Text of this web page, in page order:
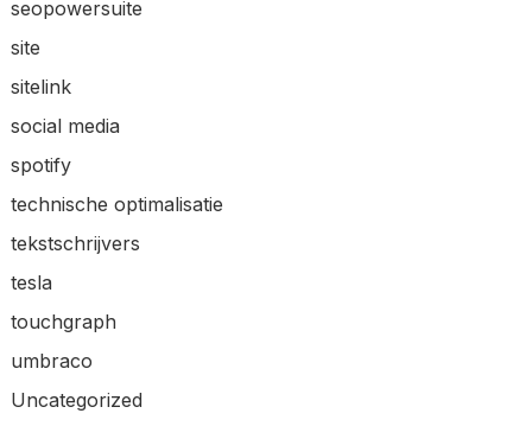
seopowersuite
site
sitelink
social media
spotify
technische optimalisatie
tekstschrijvers
tesla
touchgraph
umbraco
Uncategorized